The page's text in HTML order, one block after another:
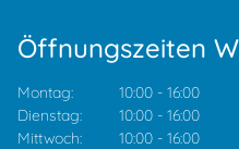
Öffnungszeiten
Montag: 10:00 - 16:00
Dienstag:
10:00 - 16:00
Mittwoch:
10:00 - 16:00